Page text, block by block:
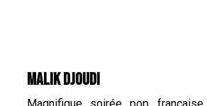
MALIK DJOUDI